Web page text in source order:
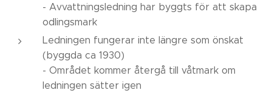
- Avvattningsledning har byggts för att skapa
odlingsmark
Ledningen fungerar inte längre som önskat
(byggda ca 1930)
- Området kommer återgå till våtmark om
ledningen sätter igen